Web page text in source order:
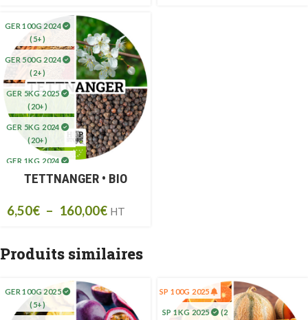
GER 100G 2024
(5+)
GER 500G 2024
(2+)
GER 5KG 2025
(20+)
GER 5KG 2024
(20+)
GER 1KG 2024
(2+)
(10+)
TETTNANGER • BIO
6,50€ – 160,00€ HT
Produits similaires
GER 100G 2025
(5+)
SP 100G 2025
SP 1KG 2025
(2